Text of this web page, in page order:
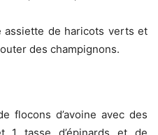
assiette de haricots verts et
des champignons.
flocons d’avoine avec des